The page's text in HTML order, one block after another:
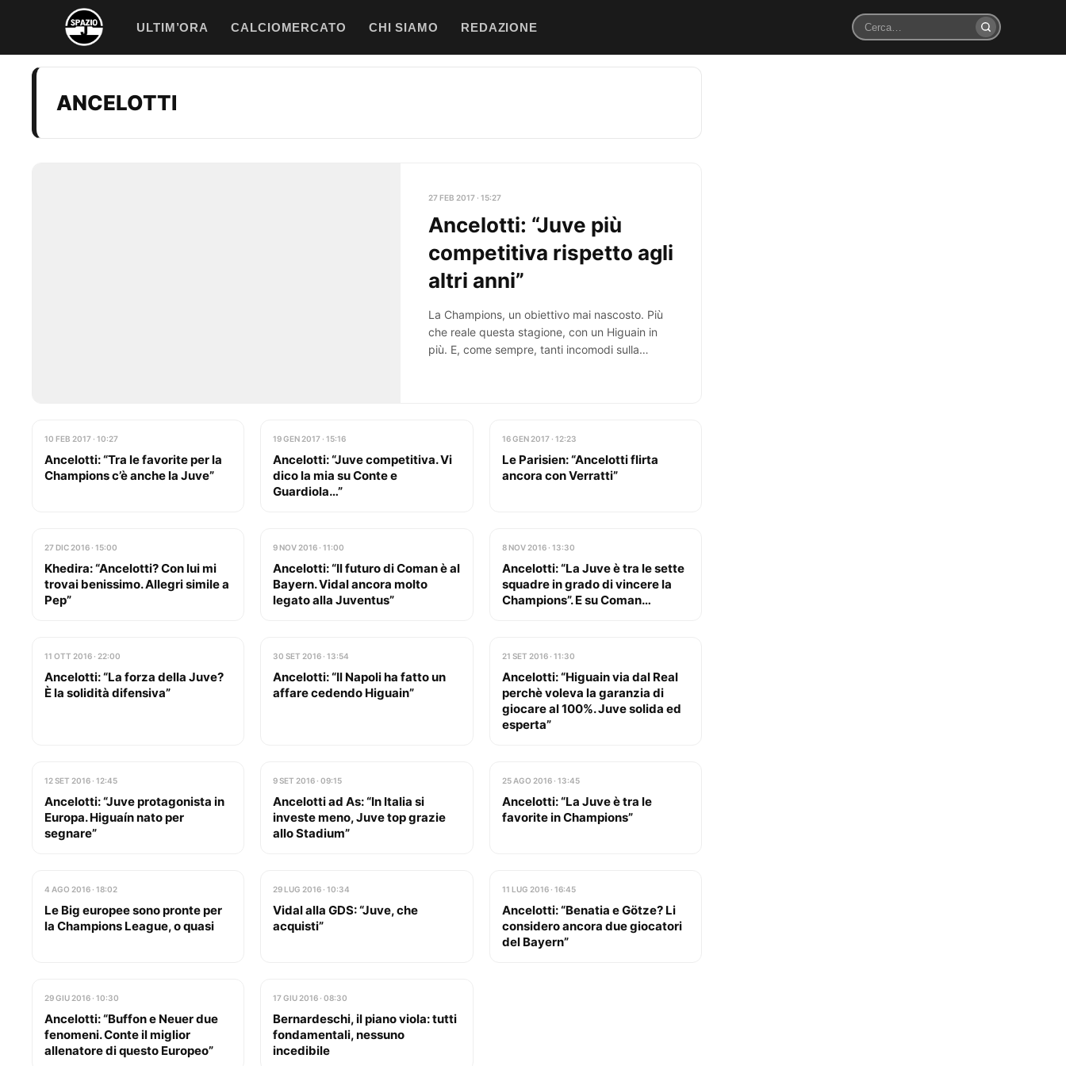
contenuto
ULTIM’ORA CALCIOMERCATO CHI SIAMO REDAZIONE
Cerca
ANCELOTTI
27 FEB 2017 · 15:27
Ancelotti: “Juve più
competitiva rispetto agli
altri anni”
La Champions, un obiettivo mai nascosto. Più
che reale questa stagione, con un Higuain in
più. E, come sempre, tanti incomodi sulla…
10 FEB 2017 · 10:27
Ancelotti: “Tra le favorite per la
Champions c’è anche la Juve”
19 GEN 2017 · 15:16
Ancelotti: “Juve competitiva. Vi
dico la mia su Conte e
Guardiola…”
16 GEN 2017 · 12:23
Le Parisien: “Ancelotti flirta
ancora con Verratti”
27 DIC 2016 · 15:00
Khedira: “Ancelotti? Con lui mi
trovai benissimo. Allegri simile a
Pep”
9 NOV 2016 · 11:00
Ancelotti: “Il futuro di Coman è al
Bayern. Vidal ancora molto
legato alla Juventus”
8 NOV 2016 · 13:30
Ancelotti: “La Juve è tra le sette
squadre in grado di vincere la
Champions”. E su Coman…
11 OTT 2016 · 22:00
Ancelotti: “La forza della Juve?
È la solidità difensiva”
30 SET 2016 · 13:54
Ancelotti: “Il Napoli ha fatto un
affare cedendo Higuain”
21 SET 2016 · 11:30
Ancelotti: “Higuain via dal Real
perchè voleva la garanzia di
giocare al 100%. Juve solida ed
esperta”
12 SET 2016 · 12:45
Ancelotti: “Juve protagonista in
Europa. Higuaín nato per
segnare”
9 SET 2016 · 09:15
Ancelotti ad As: “In Italia si
investe meno, Juve top grazie
allo Stadium”
25 AGO 2016 · 13:45
Ancelotti: “La Juve è tra le
favorite in Champions”
4 AGO 2016 · 18:02
Le Big europee sono pronte per
la Champions League, o quasi
29 LUG 2016 · 10:34
Vidal alla GDS: “Juve, che
acquisti”
11 LUG 2016 · 16:45
Ancelotti: “Benatia e Götze? Li
considero ancora due giocatori
del Bayern”
29 GIU 2016 · 10:30
Ancelotti: “Buffon e Neuer due
fenomeni. Conte il miglior
allenatore di questo Europeo”
17 GIU 2016 · 08:30
Bernardeschi, il piano viola: tutti
fondamentali, nessuno
incedibile